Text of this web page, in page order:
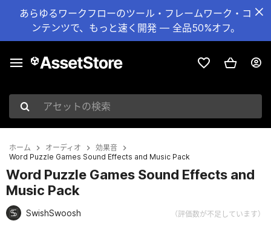
あらゆるワークフローのツール・フレームワーク・コ
ンテンツで、もっと速く開発 — 全品50%オフ。
アセットの検索
ホーム オーディオ
効果音
Word Puzzle Games Sound Effects and Music Pack
Word Puzzle Games Sound Effects and
Music Pack
SwishSwoosh （評価数が不足しています）